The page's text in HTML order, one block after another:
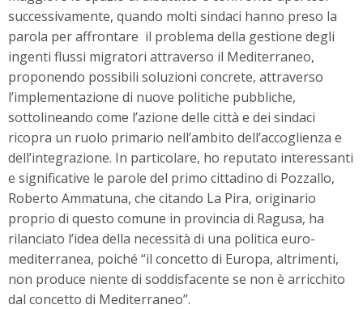
successivamente, quando molti sindaci hanno preso la
parola per affrontare il problema della gestione degli
ingenti flussi migratori attraverso il Mediterraneo,
proponendo possibili soluzioni concrete, attraverso
l’implementazione di nuove politiche pubbliche,
sottolineando come l’azione delle città e dei sindaci
ricopra un ruolo primario nell’ambito dell’accoglienza e
dell’integrazione. In particolare, ho reputato interessanti
e significative le parole del primo cittadino di Pozzallo,
Roberto Ammatuna, che citando La Pira, originario
proprio di questo comune in provincia di Ragusa, ha
rilanciato l’idea della necessità di una politica euro-
mediterranea, poiché “il concetto di Europa, altrimenti,
non produce niente di soddisfacente se non è arricchito
dal concetto di Mediterraneo”.